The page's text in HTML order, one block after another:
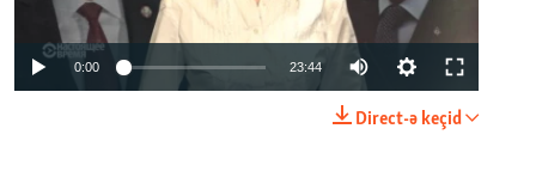
0:00 23:44
Direct-ə keçid